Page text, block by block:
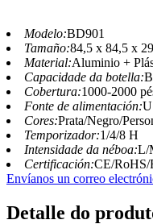
Modelo:BD901
Tamaño:84,5 x 84,5 x
Material:Aluminio +
Capacidade da botella:
Cobertura:1000-2000
Fonte de alimentación:
Cores:Prata/Negro/
Temporizador:1/4/8 H
Intensidade da néboa:L/
Certificación:CE/RoHS/
Envíanos un correo
Detalle do